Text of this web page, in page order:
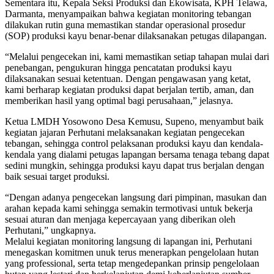
Sementara itu, Kepala Seksi Produksi dan Ekowisata, KPH Telawa,
Darmanta, menyampaikan bahwa kegiatan monitoring tebangan
dilakukan rutin guna memastikan standar operasional prosedur
(SOP) produksi kayu benar-benar dilaksanakan petugas dilapangan.
“Melalui pengecekan ini, kami memastikan setiap tahapan mulai dari
penebangan, pengukuran hingga pencatatan produksi kayu
dilaksanakan sesuai ketentuan. Dengan pengawasan yang ketat,
kami berharap kegiatan produksi dapat berjalan tertib, aman, dan
memberikan hasil yang optimal bagi perusahaan,” jelasnya.
Ketua LMDH Yosowono Desa Kemusu, Supeno, menyambut baik
kegiatan jajaran Perhutani melaksanakan kegiatan pengecekan
tebangan, sehingga control pelaksanan produksi kayu dan kendala-
kendala yang dialami petugas lapangan bersama tenaga tebang dapat
sedini mungkin, sehingga produksi kayu dapat trus berjalan dengan
baik sesuai target produksi.
“Dengan adanya pengecekan langsung dari pimpinan, masukan dan
arahan kepada kami sehingga semakin termotivasi untuk bekerja
sesuai aturan dan menjaga kepercayaan yang diberikan oleh
Perhutani,” ungkapnya.
Melalui kegiatan monitoring langsung di lapangan ini, Perhutani
menegaskan komitmen unuk terus menerapkan pengelolaan hutan
yang professional, serta tetap mengedepankan prinsip pengelolaan